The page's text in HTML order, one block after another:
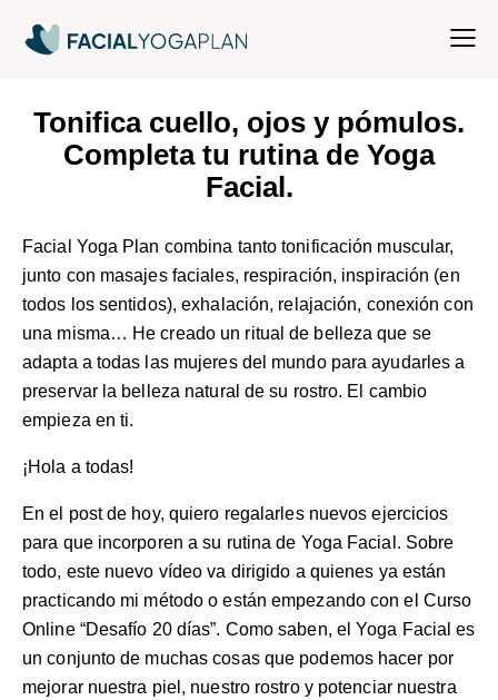
Tonifica cuello, ojos y pómulos.
Completa tu rutina de Yoga
Facial.
Facial Yoga Plan combina tanto tonificación muscular,
junto con masajes faciales, respiración, inspiración (en
todos los sentidos), exhalación, relajación, conexión con
una misma… He creado un ritual de belleza que se
adapta a todas las mujeres del mundo para ayudarles a
preservar la belleza natural de su rostro. El cambio
empieza en ti.
¡Hola a todas!
En el post de hoy, quiero regalarles nuevos ejercicios
para que incorporen a su rutina de Yoga Facial. Sobre
todo, este nuevo vídeo va dirigido a quienes ya están
practicando mi método o están empezando con el Curso
Online “Desafío 20 días”. Como saben, el Yoga Facial es
un conjunto de muchas cosas que podemos hacer por
mejorar nuestra piel, nuestro rostro y potenciar nuestra